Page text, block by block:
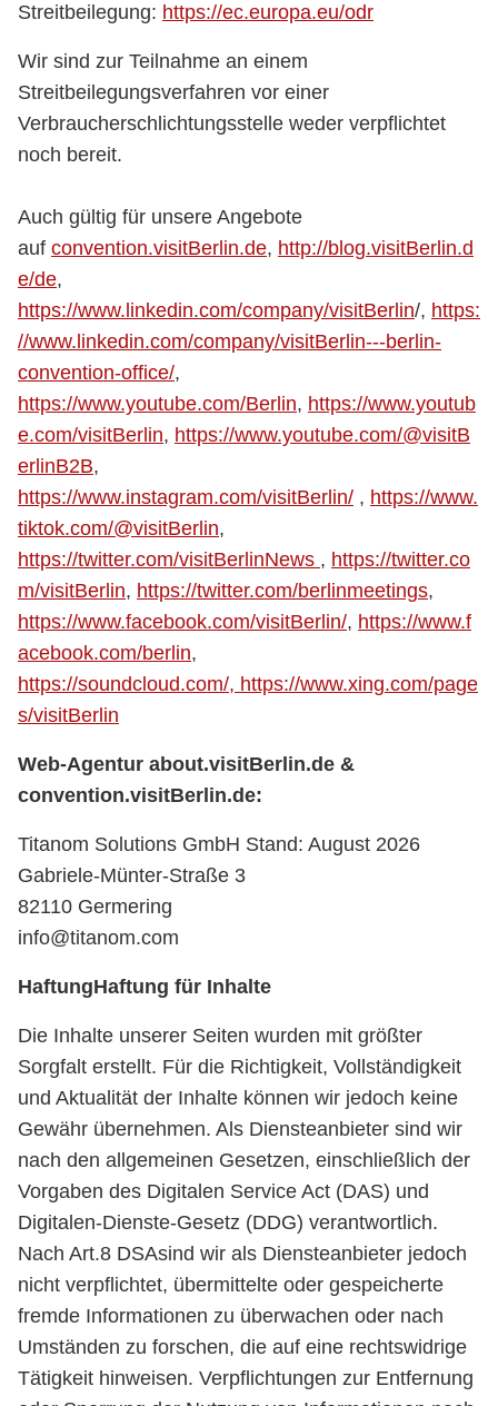
Streitbeilegung: https://ec.europa.eu/odr
Wir sind zur Teilnahme an einem
Streitbeilegungsverfahren vor einer
Verbraucherschlichtungsstelle weder verpflichtet
noch bereit.
Auch gültig für unsere Angebote
auf convention.visitBerlin.de, http://blog.visitBerlin.d
e/de,
https://www.linkedin.com/company/visitBerlin/, https:
//www.linkedin.com/company/visitBerlin---berlin-
convention-office/,
https://www.youtube.com/Berlin, https://www.youtub
e.com/visitBerlin, https://www.youtube.com/@visitB
erlinB2B,
https://www.instagram.com/visitBerlin/ , https://www.
tiktok.com/@visitBerlin,
https://twitter.com/visitBerlinNews , https://twitter.co
m/visitBerlin, https://twitter.com/berlinmeetings,
https://www.facebook.com/visitBerlin/, https://www.f
acebook.com/berlin,
https://soundcloud.com/, https://www.xing.com/page
s/visitBerlin
Web-Agentur about.visitBerlin.de &
convention.visitBerlin.de:
Titanom Solutions GmbH
Gabriele-Münter-Straße 3
82110 Germering
info@titanom.com
Stand: August 2026
HaftungHaftung für Inhalte
Die Inhalte unserer Seiten wurden mit größter
Sorgfalt erstellt. Für die Richtigkeit, Vollständigkeit
und Aktualität der Inhalte können wir jedoch keine
Gewähr übernehmen. Als Diensteanbieter sind wir
nach den allgemeinen Gesetzen, einschließlich der
Vorgaben des Digitalen Service Act (DAS) und
Digitalen-Dienste-Gesetz (DDG) verantwortlich.
Nach Art.8 DSAsind wir als Diensteanbieter jedoch
nicht verpflichtet, übermittelte oder gespeicherte
fremde Informationen zu überwachen oder nach
Umständen zu forschen, die auf eine rechtswidrige
Tätigkeit hinweisen. Verpflichtungen zur Entfernung